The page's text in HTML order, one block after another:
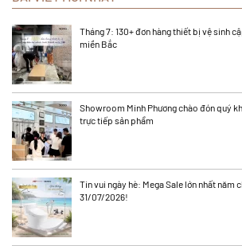
Tháng 7: 130+ đơn hàng thiết bị vệ sinh
miền Bắc
Showroom Minh Phương chào đón quý
trực tiếp sản phẩm
Tin vui ngày hè: Mega Sale lớn nhất năm
31/07/2026!